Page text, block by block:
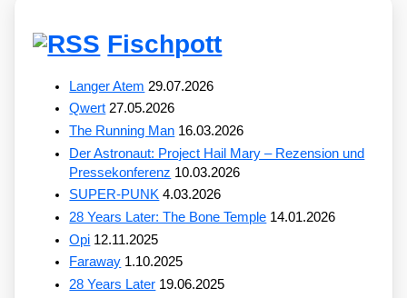
Fischpott
Langer Atem 29.07.2026
Qwert 27.05.2026
The Running Man 16.03.2026
Der Astronaut: Project Hail Mary – Rezension und
Pressekonferenz 10.03.2026
SUPER-PUNK 4.03.2026
28 Years Later: The Bone Temple 14.01.2026
Opi 12.11.2025
Faraway 1.10.2025
28 Years Later 19.06.2025